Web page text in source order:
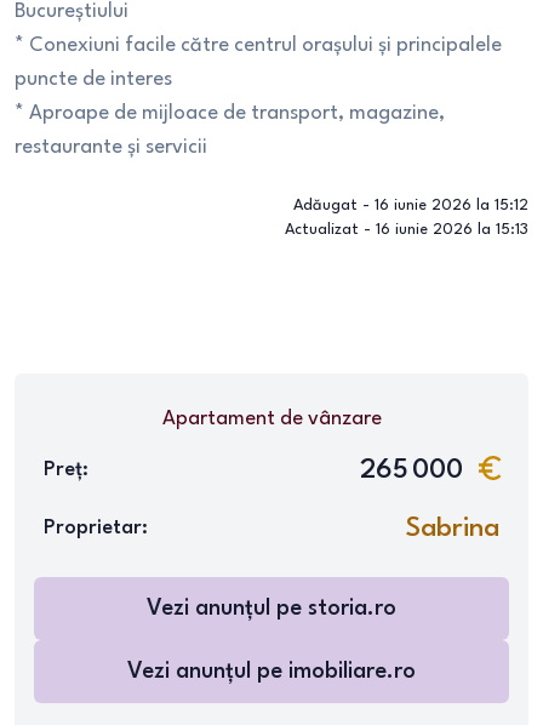
Bucureștiului
* Conexiuni facile către centrul orașului și principalele
puncte de interes
* Aproape de mijloace de transport, magazine,
restaurante și servicii
Adăugat - 16 iunie 2026 la 15:12
Actualizat - 16 iunie 2026 la 15:13
Apartamentde vânzare
Preț: 265 000
Proprietar: Sabrina
Vezi anunțul pe storia.ro
Vezi anunțul pe imobiliare.ro